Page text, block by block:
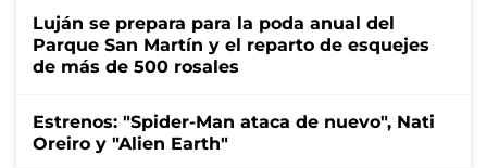
Luján se prepara para la poda anual del
Parque San Martín y el reparto de esquejes
de más de 500 rosales
Estrenos: "Spider-Man ataca de nuevo", Nati
Oreiro y "Alien Earth"